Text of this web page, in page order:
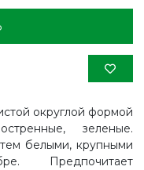
округлой формой
зеленые.
белыми, крупными
Предпочитает